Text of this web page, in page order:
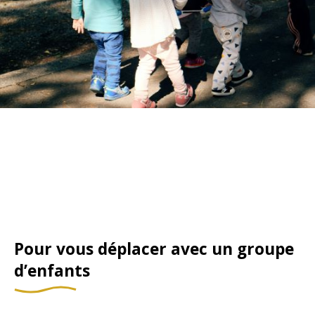
Pour vous déplacer avec un groupe
d’enfants